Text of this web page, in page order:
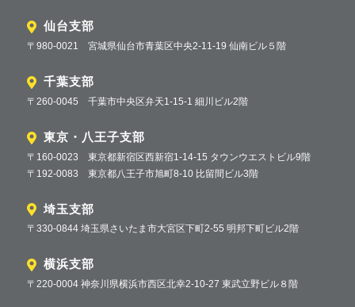
仙台支部
〒980-0021 宮城県仙台市青葉区中央2-11-19 仙南ビル５階
千葉支部
〒260-0045 千葉市中央区弁天1-15-1 細川ビル2階
東京・八王子支部
〒160-0023 東京都新宿区西新宿1-14-15 タウンウエストビル9階
〒192-0083 東京都八王子市旭町8-10 比留間ビル3階
埼玉支部
〒330-0844 埼玉県さいたま市大宮区下町2-55 明邦下町ビル2階
横浜支部
〒220-0004 神奈川県横浜市西区北幸2-10-27 東武立野ビル８階